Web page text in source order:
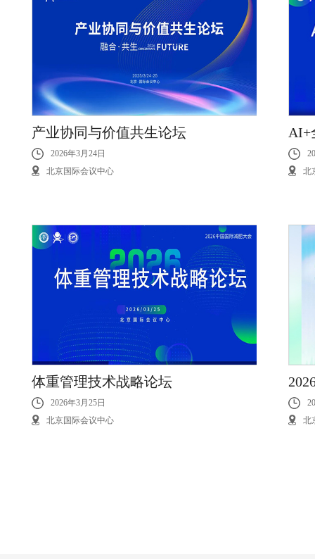
产业协同与价值共生论坛
2026年3月24日
北京国际会议中心
AI+
北
体重管理技术战略论坛
2026年3月25日
北京国际会议中心
北